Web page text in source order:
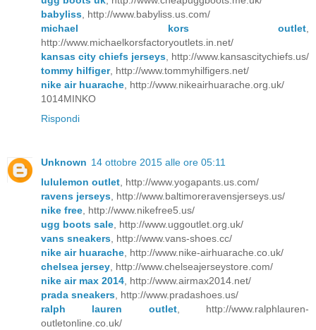
babyliss, http://www.babyliss.us.com/
michael kors outlet,
http://www.michaelkorsfactoryoutlets.in.net/
kansas city chiefs jerseys, http://www.kansascitychiefs.us/
tommy hilfiger, http://www.tommyhilfigers.net/
nike air huarache, http://www.nikeairhuarache.org.uk/
1014MINKO
Rispondi
Unknown 14 ottobre 2015 alle ore 05:11
lululemon outlet, http://www.yogapants.us.com/
ravens jerseys, http://www.baltimoreravensjerseys.us/
nike free, http://www.nikefree5.us/
ugg boots sale, http://www.uggoutlet.org.uk/
vans sneakers, http://www.vans-shoes.cc/
nike air huarache, http://www.nike-airhuarache.co.uk/
chelsea jersey, http://www.chelseajerseystore.com/
nike air max 2014, http://www.airmax2014.net/
prada sneakers, http://www.pradashoes.us/
ralph lauren outlet, http://www.ralphlauren-
outletonline.co.uk/